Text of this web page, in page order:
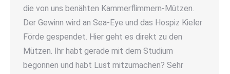
die von uns benähten Kammerflimmern-Mützen.
Der Gewinn wird an Sea-Eye und das Hospiz Kieler
Förde gespendet. Hier geht es direkt zu den
Mützen. Ihr habt gerade mit dem Studium
begonnen und habt Lust mitzumachen? Sehr